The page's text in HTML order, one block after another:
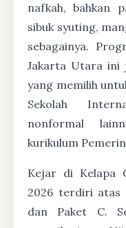
nafkah, bahkan
sibuk syuting,
sebagainya.
Jakarta Utara ini
yang memilih
Sekolah
nonformal
kurikulum
Kejar di Kelapa
2026 terdiri atas
dan Paket C.